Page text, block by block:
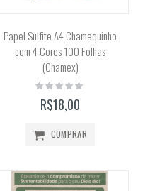
Papel Sulfite A4 Chamequinho
com 4 Cores 100 Folhas
(Chamex)
Rating:
R$18,00
COMPRAR